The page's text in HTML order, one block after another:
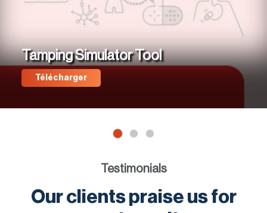
Tamping Simulator Tool
Télécharger
Testimonials
Our clients praise us for